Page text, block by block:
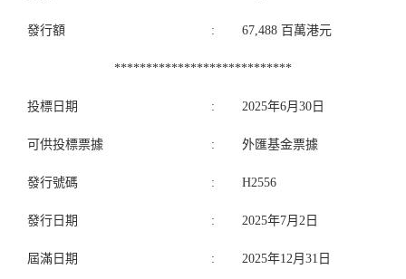
發行額 : 67,488 百萬港元
****************************
投標日期 : 2025年6月30日
可供投標票據 : 外匯基金票據
發行號碼 : H2556
發行日期 : 2025年7月2日
屆滿日期 : 2025年12月31日